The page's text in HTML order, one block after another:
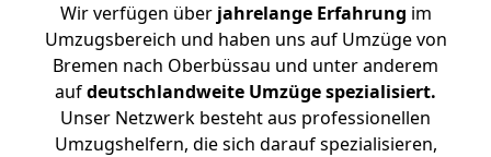
Wir verfügen überjahrelange Erfahrung im
Umzugsbereich und haben uns auf Umzüge von
Bremen nach Oberbüssau und unter anderem
aufdeutschlandweite Umzüge spezialisiert.
Unser Netzwerk besteht aus professionellen
Umzugshelfern, die sich darauf spezialisieren,